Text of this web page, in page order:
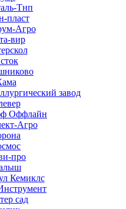
Тнп
пласт
Агро
вир
завод
Оффлайн
Агро
про
Кемиклс
сад